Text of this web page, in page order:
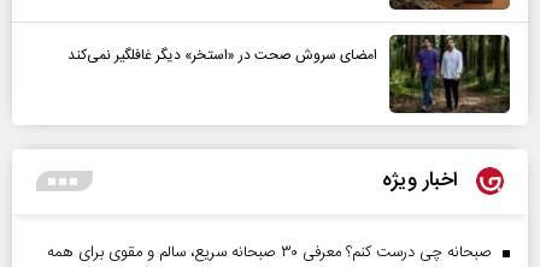
امضای سروش صحت در «استخر» دیگر غافلگیر نمی‌کند
اخبار ویژه
صبحانه چی درست کنم؟ معرفی ۳۰ صبحانه سریع، سالم و مقوی برای همه